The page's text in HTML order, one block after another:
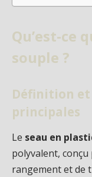
Qu’est-ce
souple ?
Définition
principales
Le seau en
polyvalent,
rangement et de